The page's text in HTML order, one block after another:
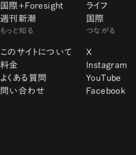
国際+Foresight
週刊新潮
ライフ
国際
もっと知る
このサイトについて
料金
よくある質問
問い合わせ
つながる
X
Instagram
YouTube
Facebook